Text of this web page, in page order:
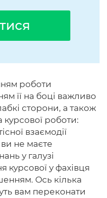
роботи
її на боці важливо
сторони, а також
роботи:
взаємодії
ви не маєте
у галузі
курсової у фахівця
Ось кілька
вам переконати